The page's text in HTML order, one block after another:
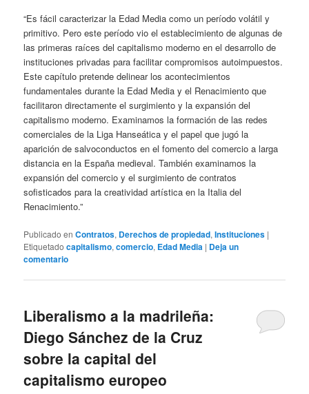
“Es fácil caracterizar la Edad Media como un período volátil y
primitivo. Pero este período vio el establecimiento de algunas de
las primeras raíces del capitalismo moderno en el desarrollo de
instituciones privadas para facilitar compromisos autoimpuestos.
Este capítulo pretende delinear los acontecimientos
fundamentales durante la Edad Media y el Renacimiento que
facilitaron directamente el surgimiento y la expansión del
capitalismo moderno. Examinamos la formación de las redes
comerciales de la Liga Hanseática y el papel que jugó la
aparición de salvoconductos en el fomento del comercio a larga
distancia en la España medieval. También examinamos la
expansión del comercio y el surgimiento de contratos
sofisticados para la creatividad artística en la Italia del
Renacimiento.”
Publicado en Contratos, Derechos de propiedad,Instituciones |
Etiquetado capitalismo,comercio, Edad Media | Deja un
comentario
Liberalismo a la madrileña:
Diego Sánchez de la Cruz
sobre la capital del
capitalismo europeo